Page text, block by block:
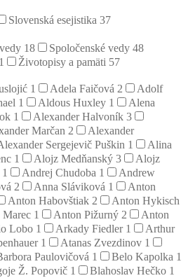
Slovenská esejistika 37
18 Spoločenské vedy 48
Životopisy a pamäti 57
1 Adela Faičová 2
Adolf
1 Aldous Huxley 1
Alena
1 Alexander Halvoník 3
Marčan 2
Alexander
Sergejevič Puškin 1
Alina
1 Alojz Medňanský 3
Alojz
1 Andrej Chudoba 1
Andrew
2 Anna Sláviková 1
Anton
Anton Habovštiak 2
Anton Hykisch
1 Anton Pižurný 2
Anton
Lobo 1 Arkady Fiedler 1
Arthur
1 Atanas Zvezdinov 1
Paulovičová 1 Belo Kapolka 1
Ž. Popovič 1 Blahoslav Hečko 1